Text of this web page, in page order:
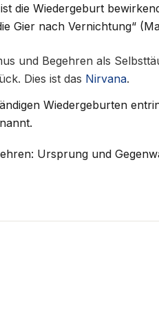
die Wiedergeburt
Gier nach Vernichtung“
und Begehren als
Dies ist das Nirvana.
Wiedergeburten
Ursprung und